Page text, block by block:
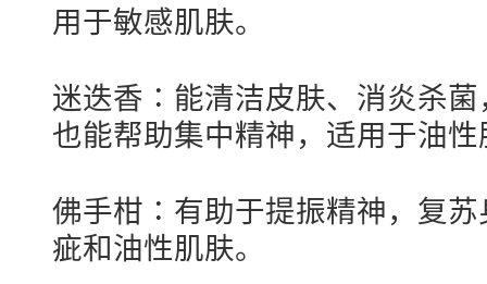
用于敏感肌肤。
迷迭香∶能清洁皮肤、消炎杀菌
也能帮助集中精神，适用于油性
佛手柑∶有助于提振精神，复苏
疵和油性肌肤。